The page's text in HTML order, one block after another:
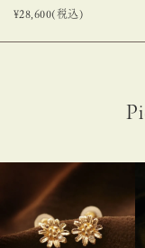
¥28,600(税込)